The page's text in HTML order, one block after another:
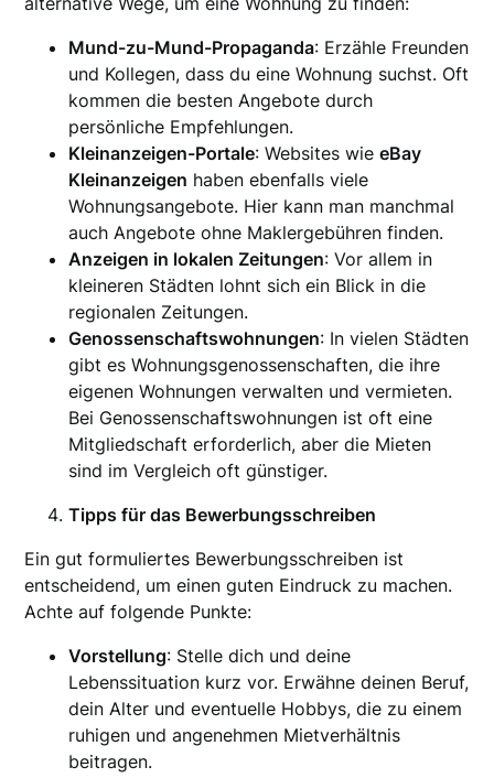
Mund-zu-Mund-Propaganda: Erzähle Freunden
und Kollegen, dass du eine Wohnung suchst. Oft
kommen die besten Angebote durch
persönliche Empfehlungen.
Kleinanzeigen-Portale: Websites wieeBay
Kleinanzeigen haben ebenfalls viele
Wohnungsangebote. Hier kann man manchmal
auch Angebote ohne Maklergebühren finden.
Anzeigen in lokalen Zeitungen: Vor allem in
kleineren Städten lohnt sich ein Blick in die
regionalen Zeitungen.
Genossenschaftswohnungen: In vielen Städten
gibt es Wohnungsgenossenschaften, die ihre
eigenen Wohnungen verwalten und vermieten.
Bei Genossenschaftswohnungen ist oft eine
Mitgliedschaft erforderlich, aber die Mieten
sind im Vergleich oft günstiger.
Tipps für das Bewerbungsschreiben
Ein gut formuliertes Bewerbungsschreiben ist
entscheidend, um einen guten Eindruck zu machen.
Achte auf folgende Punkte:
Vorstellung: Stelle dich und deine
Lebenssituation kurz vor. Erwähne deinen Beruf,
dein Alter und eventuelle Hobbys, die zu einem
ruhigen und angenehmen Mietverhältnis
beitragen.